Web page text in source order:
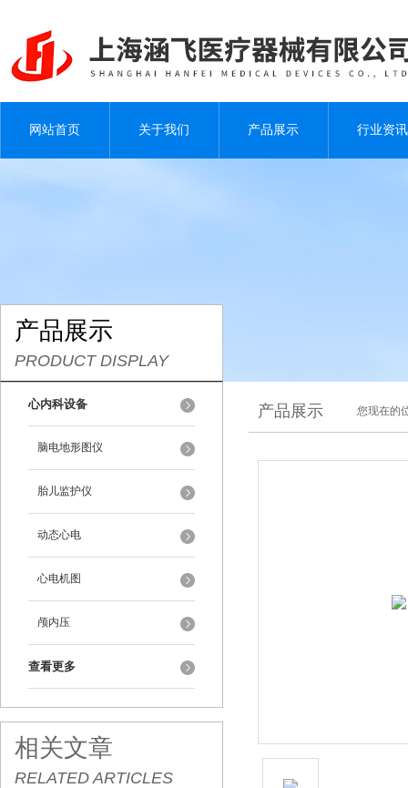
网站首页 关于我们 产品展示 行业资讯
产品展示
PRODUCT DISPLAY
心内科设备
脑电地形图仪
胎儿监护仪
动态心电
心电机图
颅内压
查看更多
相关文章
RELATED ARTICLES
产品展示 您现在的